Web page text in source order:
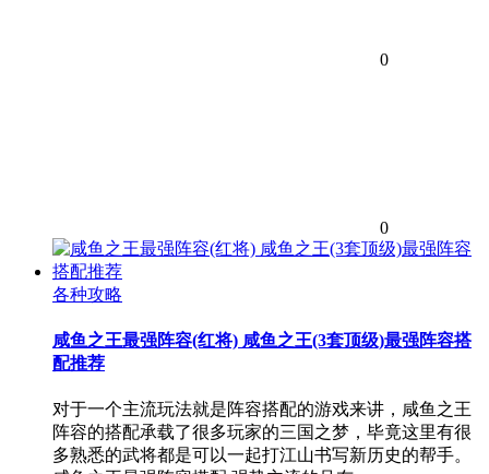
0
0
各种攻略
咸鱼之王最强阵容(红将) 咸鱼之王(3套顶级)最强阵容搭
配推荐
对于一个主流玩法就是阵容搭配的游戏来讲，咸鱼之王
阵容的搭配承载了很多玩家的三国之梦，毕竟这里有很
多熟悉的武将都是可以一起打江山书写新历史的帮手。